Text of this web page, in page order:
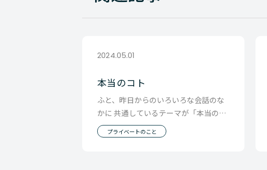
2024.05.01
本当のコト
ふと、昨日からのいろいろな会話のな
かに 共通しているテーマが「本当のコ
ト」 なんじゃないかと思ったんです。
割り切った話
プライベートのこと